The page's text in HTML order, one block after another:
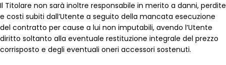
Il Titolare non sarà inoltre responsabile in merito a danni, perdite
e costi subiti dall’Utente a seguito della mancata esecuzione
del contratto per cause a lui non imputabili, avendo l’Utente
diritto soltanto alla eventuale restituzione integrale del prezzo
corrisposto e degli eventuali oneri accessori sostenuti.